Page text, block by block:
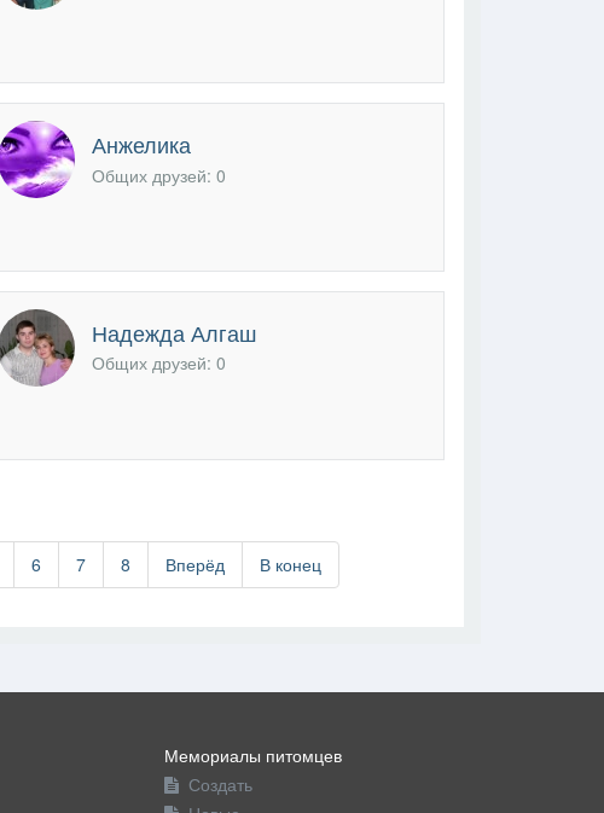
Анжелика
Общих друзей: 0
Надежда Алгаш
Общих друзей: 0
6 7 8 Вперёд В конец
Мемориалы питомцев
Создать